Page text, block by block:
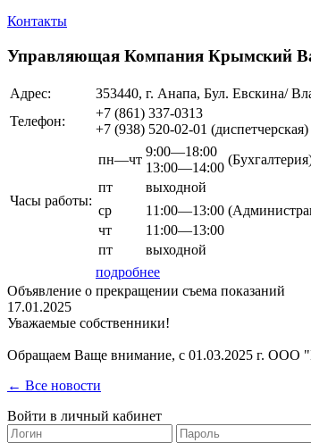
Контакты
Управляющая Компания Крымский
Адрес:
353440, г. Анапа, Бул. Евскина/
Телефон:
+7 (861) 337-0313
+7 (938) 520-02-01 (диспетчерская)
Часы работы:
пн—чт
9:00—18:00
13:00—14:00
пт
выходной
ср
11:00—13:00
чт
11:00—13:00
пт
выходной
подробнее
Объявление о прекращении съема показаний
17.01.2025
Уважаемые собственники!
Обращаем Ваще внимание, с 01.03.2025 г. ООО
← Все новости
Войти в личный кабинет